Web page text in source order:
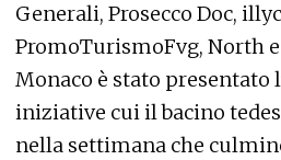
Generali, Prosecco Doc,
PromoTurismoFvg, North
Monaco è stato presentato
iniziative cui il bacino
nella settimana che